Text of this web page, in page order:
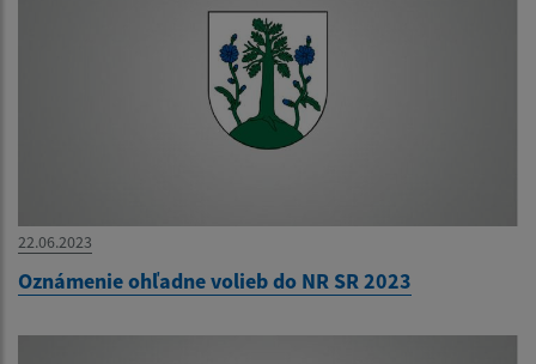
22.06.2023
Oznámenie ohľadne volieb do NR SR 2023